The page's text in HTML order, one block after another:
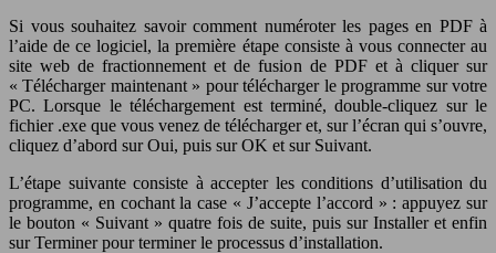
Si vous souhaitez savoir comment numéroter les pages en PDF à
l’aide de ce logiciel, la première étape consiste à vous connecter au
site web de fractionnement et de fusion de PDF et à cliquer sur
« Télécharger maintenant » pour télécharger le programme sur votre
PC. Lorsque le téléchargement est terminé, double-cliquez sur le
fichier .exe que vous venez de télécharger et, sur l’écran qui s’ouvre,
cliquez d’abord sur Oui, puis sur OK et sur Suivant.
L’étape suivante consiste à accepter les conditions d’utilisation du
programme, en cochant la case « J’accepte l’accord » : appuyez sur
le bouton « Suivant » quatre fois de suite, puis sur Installer et enfin
sur Terminer pour terminer le processus d’installation.